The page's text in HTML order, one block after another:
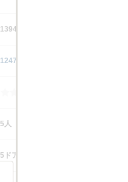
1394～1498万円
1247.2万円
5人
5ドア